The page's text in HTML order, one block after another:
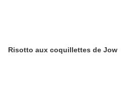
Risotto aux coquillettes de Jow